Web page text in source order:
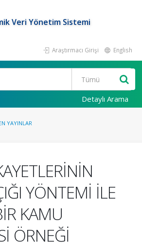
Veri Yönetim Sistemi
Araştırmacı Girişi English
Detaylı Arama
YAYINLAR
YÖNTEMİ İLE
KAMU
ÖRNEĞİ